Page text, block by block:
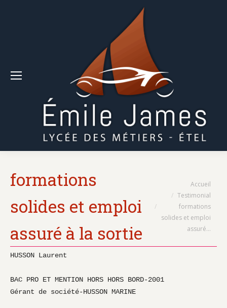
formations
solides et emploi
assuré à la sortie
Accueil
Testimonial
formations
solides et emploi
assuré…
HUSSON Laurent
BAC PRO ET MENTION HORS HORS BORD-2001
Gérant de société-HUSSON MARINE